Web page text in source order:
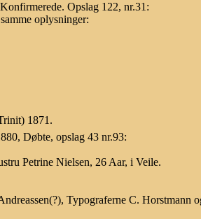
Opslag 122, nr.31:
oplysninger:
1871.
Døbte, opslag 43 nr.93:
Petrine Nielsen, 26 Aar, i Veile.
Typograferne C. Horstmann